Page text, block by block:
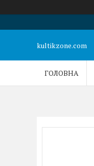
kultikzone.com
ГОЛОВНА